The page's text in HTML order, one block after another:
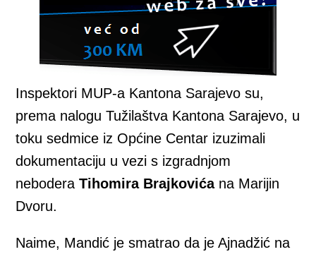
Inspektori MUP-a Kantona Sarajevo su,
prema nalogu Tužilaštva Kantona Sarajevo, u
toku sedmice iz Općine Centar izuzimali
dokumentaciju u vezi s izgradnjom
neboderaTihomira Brajkovićana Marijin
Dvoru.
Naime, Mandić je smatrao da je Ajnadžić na